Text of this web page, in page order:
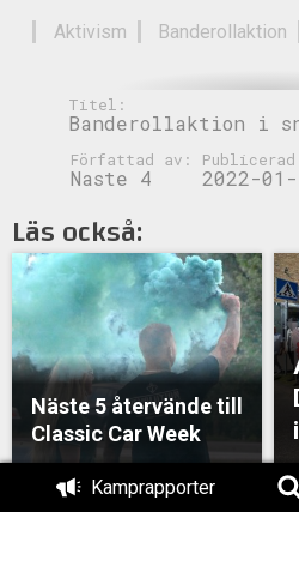
Kamprapporter
Aktivism
Banderollaktion
Titel:
Banderollaktion i
Författad av:
Naste 4 2022-01-
Läs också:
Näste 5 återvände till
Classic Car Week